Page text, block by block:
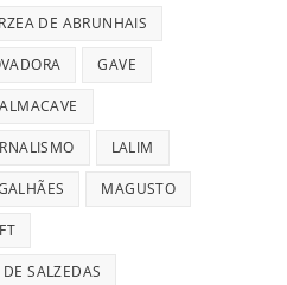
DE ABRUNHAIS
GAVE
LALIM
MAGUSTO
SALZEDAS